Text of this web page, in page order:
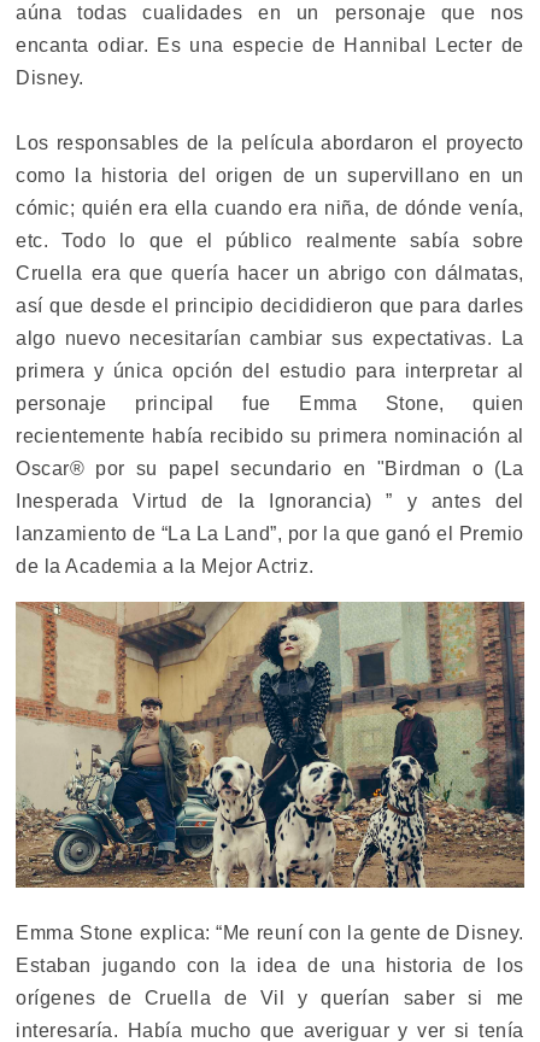
aúna todas cualidades en un personaje que nos
encanta odiar. Es una especie de Hannibal Lecter de
Disney.
Los responsables de la película abordaron el proyecto
como la historia del origen de un supervillano en un
cómic; quién era ella cuando era niña, de dónde venía,
etc. Todo lo que el público realmente sabía sobre
Cruella era que quería hacer un abrigo con dálmatas,
así que desde el principio decididieron que para darles
algo nuevo necesitarían cambiar sus expectativas. La
primera y única opción del estudio para interpretar al
personaje principal fue Emma Stone, quien
recientemente había recibido su primera nominación al
Oscar® por su papel secundario en "Birdman o (La
Inesperada Virtud de la Ignorancia) ” y antes del
lanzamiento de “La La Land”, por la que ganó el Premio
de la Academia a la Mejor Actriz.
Emma Stone explica: “Me reuní con la gente de Disney.
Estaban jugando con la idea de una historia de los
orígenes de Cruella de Vil y querían saber si me
interesaría. Había mucho que averiguar y ver si tenía